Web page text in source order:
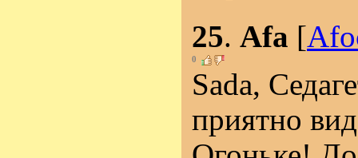
25. Afa [
0
Sada,
приятно